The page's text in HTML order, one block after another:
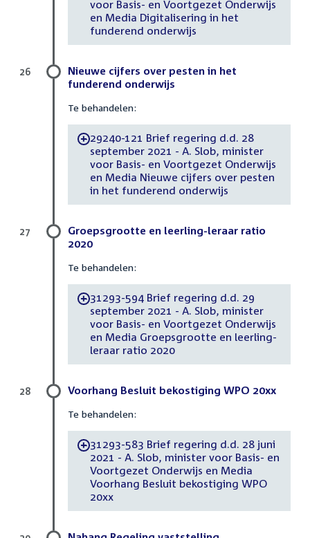
voor Basis- en Voortgezet Onderwijs
en Media Digitalisering in het
funderend onderwijs
Nieuwe cijfers over pesten in het
funderend onderwijs
Te behandelen:
-29240-121 Brief regering d.d. 28
september 2021 - A. Slob, minister
voor Basis- en Voortgezet Onderwijs
en Media Nieuwe cijfers over pesten
in het funderend onderwijs
26
Groepsgrootte en leerling-leraar ratio
2020
Te behandelen:
-31293-594 Brief regering d.d. 29
september 2021 - A. Slob, minister
voor Basis- en Voortgezet Onderwijs
en Media Groepsgrootte en leerling-
leraar ratio 2020
27
Voorhang Besluit bekostiging WPO 20xx
Te behandelen:
-31293-583 Brief regering d.d. 28 juni
2021 - A. Slob, minister voor Basis- en
Voortgezet Onderwijs en Media
Voorhang Besluit bekostiging WPO
20xx
28